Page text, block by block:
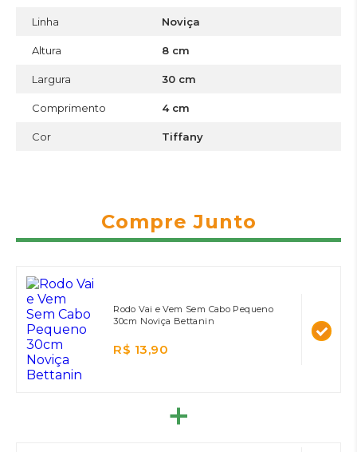
Linha Noviça
Altura 8 cm
Largura 30 cm
Comprimento 4 cm
Cor Tiffany
Compre Junto
Rodo Vai e Vem Sem Cabo Pequeno
30cm Noviça Bettanin
R$ 13,90